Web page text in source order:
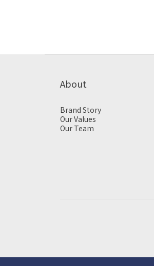
About
Brand Story
Our Values
Our Team